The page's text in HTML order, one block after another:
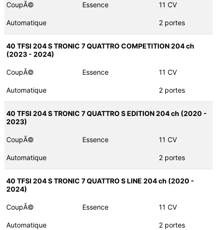
CoupÃ© Essence 11 CV
Automatique 2 portes
40 TFSI 204 S TRONIC 7 QUATTRO COMPETITION 204 ch
(2023 - 2024)
CoupÃ© Essence 11 CV
Automatique 2 portes
40 TFSI 204 S TRONIC 7 QUATTRO S EDITION 204 ch (2020 -
2023)
CoupÃ© Essence 11 CV
Automatique 2 portes
40 TFSI 204 S TRONIC 7 QUATTRO S LINE 204 ch (2020 -
2024)
CoupÃ© Essence 11 CV
Automatique 2 portes